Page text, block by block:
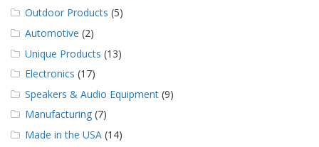
Outdoor Products (5)
Automotive (2)
Unique Products (13)
Electronics (17)
Speakers & Audio Equipment (9)
Manufacturing (7)
Made in the USA (14)